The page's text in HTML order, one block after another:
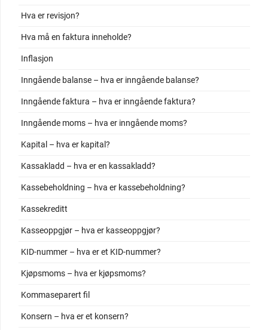
Hva er revisjon?
Hva må en faktura inneholde?
Inflasjon
Inngående balanse – hva er inngående balanse?
Inngående faktura – hva er inngående faktura?
Inngående moms – hva er inngående moms?
Kapital – hva er kapital?
Kassakladd – hva er en kassakladd?
Kassebeholdning – hva er kassebeholdning?
Kassekreditt
Kasseoppgjør – hva er kasseoppgjør?
KID-nummer – hva er et KID-nummer?
Kjøpsmoms – hva er kjøpsmoms?
Kommaseparert fil
Konsern – hva er et konsern?